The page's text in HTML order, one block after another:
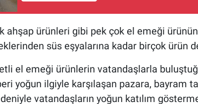
ahşap ürünleri gibi pek çok el emeği
süs eşyalarına kadar birçok ürün
el emeği ürünlerin vatandaşlarla
yoğun ilgiyle karşılaşan pazara, bayram
vatandaşların yoğun katılım